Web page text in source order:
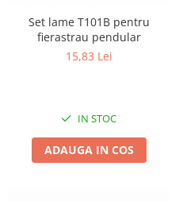
Zootehnie
Incubatoare, oparitoare si
deplumatoare
Piese si accesorii aparate de tuns
animale
Tarcuri animale
Set lame T101B pentru
fierastrau pendular
15,83 Lei
IN STOC
ADAUGA IN COS